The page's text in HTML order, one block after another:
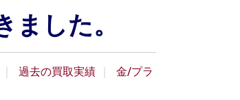
した。
過去の買取実績
金/プラ